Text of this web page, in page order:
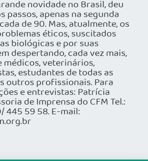
novidade no Brasil, deu
passos, apenas na segunda
de 90. Mas, atualmente, os
éticos, suscitados
biológicas e por suas
despertando, cada vez mais,
médicos, veterinários,
estudantes de todas as
outros profissionais. Para
e entrevistas: Patrícia
de Imprensa do CFM Tel.:
445 59 58. E-mail: